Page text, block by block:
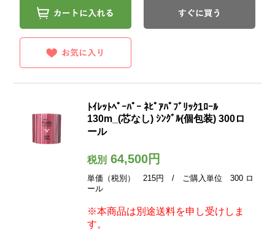
ﾄｲﾚｯﾄﾍﾟｰﾊﾟｰ ﾈﾋﾟｱﾊﾟﾌﾞﾘｯｸ1ﾛｰﾙ
130m_(芯なし) ｼﾝｸﾞﾙ(個包装) 300ロ
ール
税別64,500円
単価（税別） 215円 / ご購入単位 300 ロ
ール
※本商品は別途送料を申し受けしま
す。